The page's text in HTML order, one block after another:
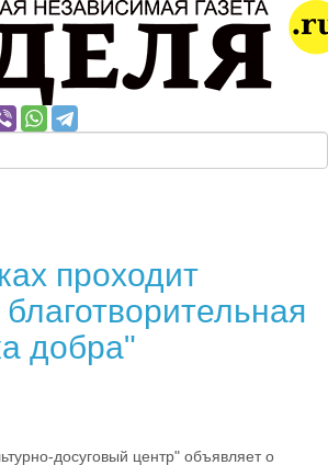
проходит
добра"
досуговый центр" объявляет о